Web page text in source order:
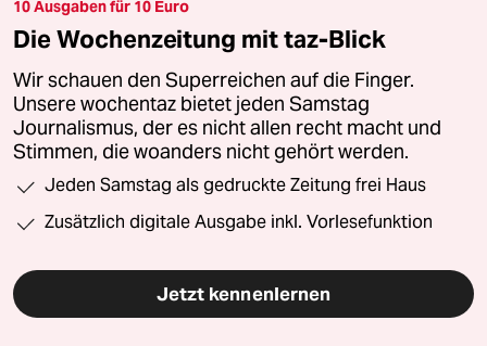
10 Ausgaben für 10 Euro
Die Wochenzeitung mit taz-Blick
Wir schauen den Superreichen auf die Finger.
Unsere wochentaz bietet jeden Samstag
Journalismus, der es nicht allen recht macht und
Stimmen, die woanders nicht gehört werden.
Jeden Samstag als gedruckte Zeitung frei Haus
Zusätzlich digitale Ausgabe inkl. Vorlesefunktion
Jetzt kennenlernen